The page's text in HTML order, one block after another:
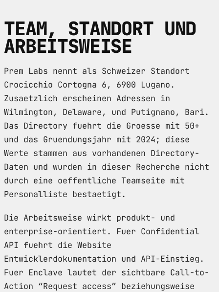
TEAM, STANDORT UND
ARBEITSWEISE
Prem Labs nennt als Schweizer Standort
Crocicchio Cortogna 6, 6900 Lugano.
Zusaetzlich erscheinen Adressen in
Wilmington, Delaware, und Putignano, Bari.
Das Directory fuehrt die Groesse mit 50+
und das Gruendungsjahr mit 2024; diese
Werte stammen aus vorhandenen Directory-
Daten und wurden in dieser Recherche nicht
durch eine oeffentliche Teamseite mit
Personalliste bestaetigt.
Die Arbeitsweise wirkt produkt- und
enterprise-orientiert. Fuer Confidential
API fuehrt die Website
Entwicklerdokumentation und API-Einstieg.
Fuer Enclave lautet der sichtbare Call-to-
Action “Request access” beziehungsweise